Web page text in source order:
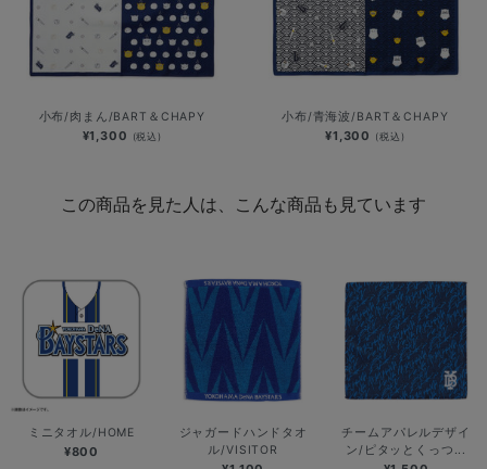
小布/肉まん/BART＆CHAPY
¥1,300 (税込)
小布/青海波/BART＆CHAPY
¥1,300 (税込)
この商品を見た人は、こんな商品も見ています
ミニタオル/HOME
¥800
ジャガードハンドタオ
ル/VISITOR
チームアパレルデザイ
ン/ピタッとくっつ...